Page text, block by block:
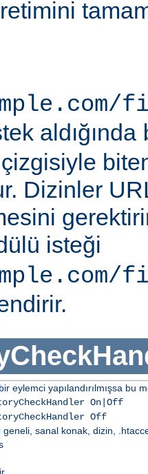
aldığında
Dizinler
isteği
eylemci yapılandırılmışsa bu
On|Off
Off
geneli, sanal konak, dizin,